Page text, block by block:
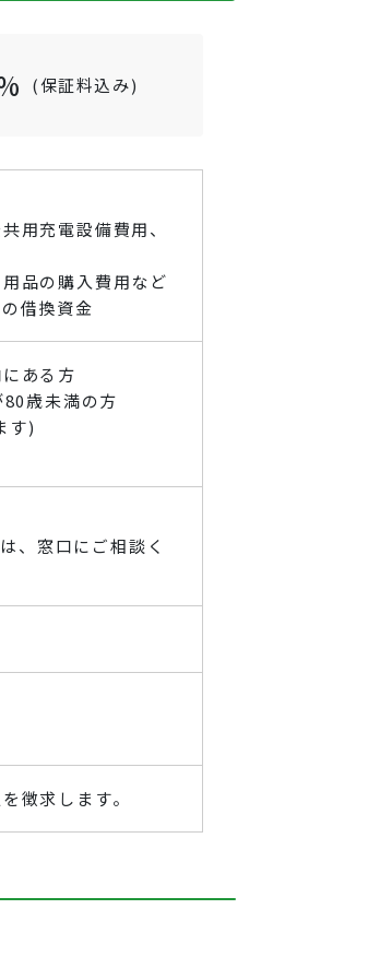
(保証料込み)
用充電設備費用、
品の購入費用など
借換資金
ある方
歳未満の方
す)
、窓口にご相談く
徴求します。